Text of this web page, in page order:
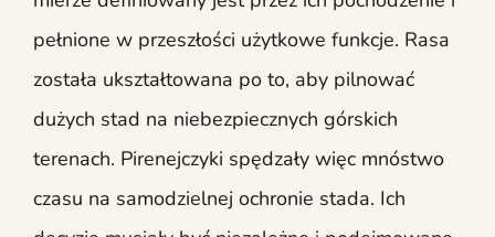
pełnione w przeszłości użytkowe funkcje. Rasa
została ukształtowana po to, aby pilnować
dużych stad na niebezpiecznych górskich
terenach. Pirenejczyki spędzały więc mnóstwo
czasu na samodzielnej ochronie stada. Ich